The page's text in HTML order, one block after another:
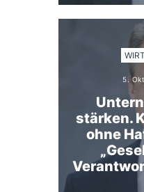
5.
stärken.
ohne